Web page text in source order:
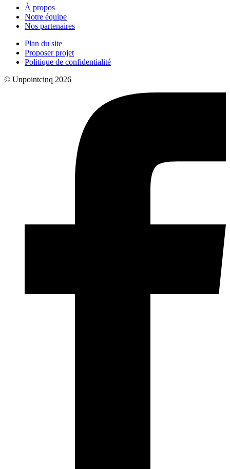
À propos
Notre équipe
Nos partenaires
Plan du site
Proposer projet
Politique de confidentialité
© Unpointcinq 2026